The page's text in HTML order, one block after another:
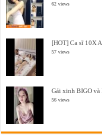
62 views
[HOT] Ca sĩ 10X
57 views
Gái xinh BIGO và
56 views